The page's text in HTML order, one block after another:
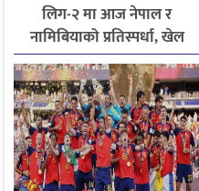
लिग-२ मा आज नेपाल र
नामिबियाको प्रतिस्पर्धा, खेल
नेपाली समयअनुसार दिउँसो ३
बजे सुरु हुने